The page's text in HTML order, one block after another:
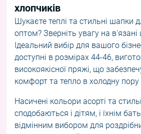
хлопчиків
Шукаєте теплі та стильні шапки
оптом? Зверніть увагу на
Ідеальний вибір для вашого
доступні в розмірах 44-46,
високоякісної пряжі, що
комфорт та тепло в холодну пору
Насичені кольори асорті та
сподобаються і дітям, і їхнім
відмінним вибором для